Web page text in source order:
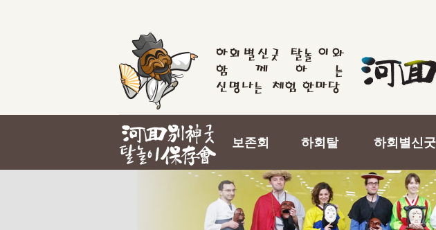
보존회 하회탈 하회별신굿